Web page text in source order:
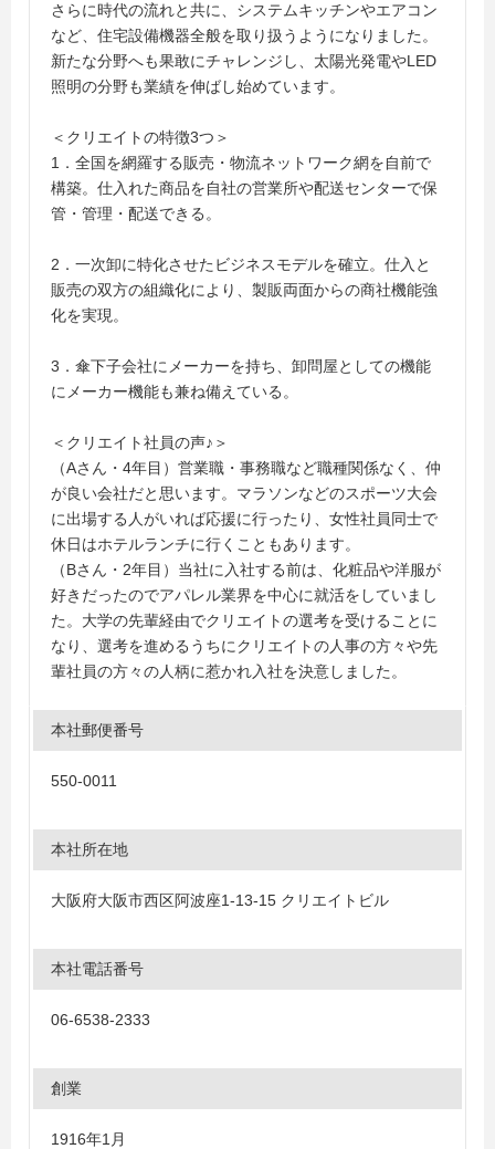
さらに時代の流れと共に、システムキッチンやエアコン
など、住宅設備機器全般を取り扱うようになりました。
新たな分野へも果敢にチャレンジし、太陽光発電やLED
照明の分野も業績を伸ばし始めています。
＜クリエイトの特徴3つ＞
1．全国を網羅する販売・物流ネットワーク網を自前で
構築。仕入れた商品を自社の営業所や配送センターで保
管・管理・配送できる。
2．一次卸に特化させたビジネスモデルを確立。仕入と
販売の双方の組織化により、製販両面からの商社機能強
化を実現。
3．傘下子会社にメーカーを持ち、卸問屋としての機能
にメーカー機能も兼ね備えている。
＜クリエイト社員の声♪＞
（Aさん・4年目）営業職・事務職など職種関係なく、仲
が良い会社だと思います。マラソンなどのスポーツ大会
に出場する人がいれば応援に行ったり、女性社員同士で
休日はホテルランチに行くこともあります。
（Bさん・2年目）当社に入社する前は、化粧品や洋服が
好きだったのでアパレル業界を中心に就活をしていまし
た。大学の先輩経由でクリエイトの選考を受けることに
なり、選考を進めるうちにクリエイトの人事の方々や先
輩社員の方々の人柄に惹かれ入社を決意しました。
本社郵便番号
550-0011
本社所在地
大阪府大阪市西区阿波座1-13-15 クリエイトビル
本社電話番号
06-6538-2333
創業
1916年1月